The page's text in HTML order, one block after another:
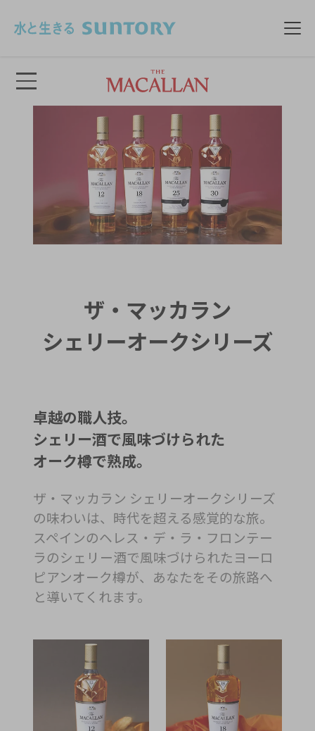
メニュ
ザ・マッカラン
シェリーオークシリーズ
卓越の職人技。
シェリー酒で風味づけられた
オーク樽で熟成。
ザ・マッカラン シェリーオークシリーズ
の味わいは、時代を超える感覚的な旅。
スペインのヘレス・デ・ラ・フロンテー
ラのシェリー酒で風味づけられたヨーロ
ピアンオーク樽が、あなたをその旅路へ
と導いてくれます。